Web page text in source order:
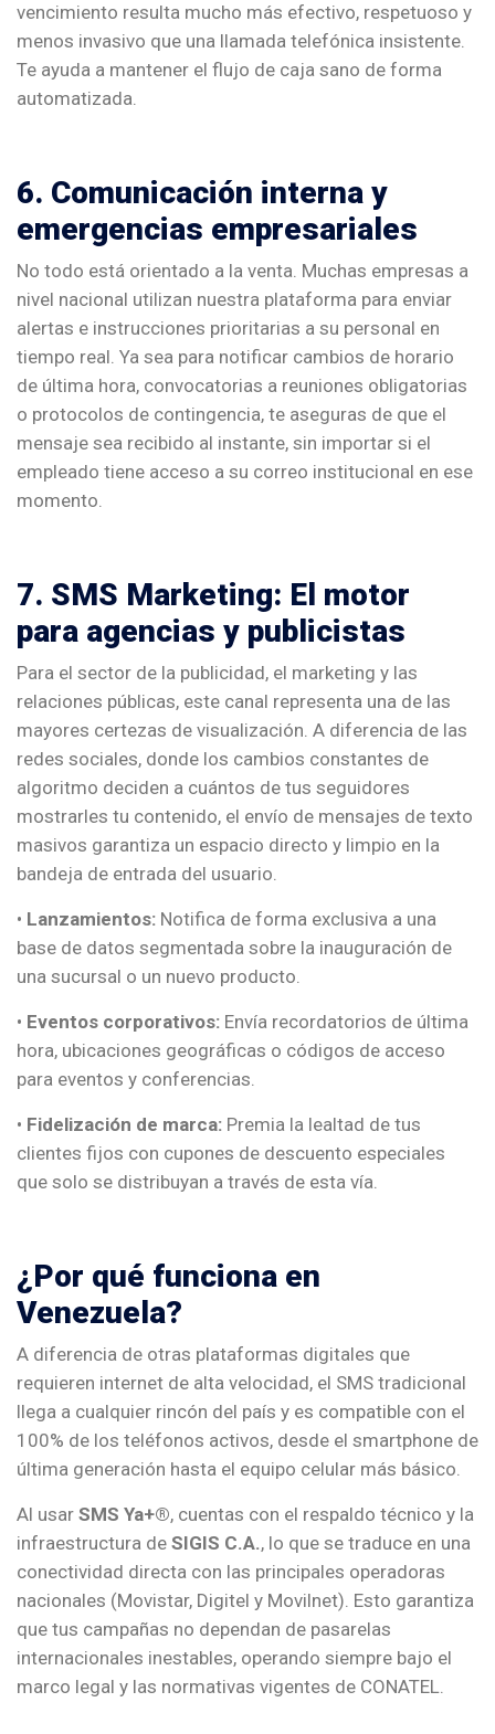
vencimiento resulta mucho más efectivo, respetuoso y
menos invasivo que una llamada telefónica insistente.
Te ayuda a mantener el flujo de caja sano de forma
automatizada.
6. Comunicación interna y
emergencias empresariales
No todo está orientado a la venta. Muchas empresas a
nivel nacional utilizan nuestra plataforma para enviar
alertas e instrucciones prioritarias a su personal en
tiempo real. Ya sea para notificar cambios de horario
de última hora, convocatorias a reuniones obligatorias
o protocolos de contingencia, te aseguras de que el
mensaje sea recibido al instante, sin importar si el
empleado tiene acceso a su correo institucional en ese
momento.
7. SMS Marketing: El motor
para agencias y publicistas
Para el sector de la publicidad, el marketing y las
relaciones públicas, este canal representa una de las
mayores certezas de visualización. A diferencia de las
redes sociales, donde los cambios constantes de
algoritmo deciden a cuántos de tus seguidores
mostrarles tu contenido, el envío de mensajes de texto
masivos garantiza un espacio directo y limpio en la
bandeja de entrada del usuario.
• Lanzamientos: Notifica de forma exclusiva a una
base de datos segmentada sobre la inauguración de
una sucursal o un nuevo producto.
• Eventos corporativos: Envía recordatorios de última
hora, ubicaciones geográficas o códigos de acceso
para eventos y conferencias.
• Fidelización de marca: Premia la lealtad de tus
clientes fijos con cupones de descuento especiales
que solo se distribuyan a través de esta vía.
¿Por qué funciona en
Venezuela?
A diferencia de otras plataformas digitales que
requieren internet de alta velocidad, el SMS tradicional
llega a cualquier rincón del país y es compatible con el
100% de los teléfonos activos, desde el smartphone de
última generación hasta el equipo celular más básico.
Al usar SMS Ya+®, cuentas con el respaldo técnico y la
infraestructura de SIGIS C.A., lo que se traduce en una
conectividad directa con las principales operadoras
nacionales (Movistar, Digitel y Movilnet). Esto garantiza
que tus campañas no dependan de pasarelas
internacionales inestables, operando siempre bajo el
marco legal y las normativas vigentes de CONATEL.